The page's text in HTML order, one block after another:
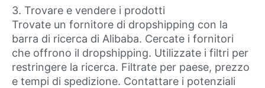
3. Trovare e vendere i prodotti
Trovate un fornitore di dropshipping con la
barra di ricerca di Alibaba. Cercate i fornitori
che offrono il dropshipping. Utilizzate i filtri per
restringere la ricerca. Filtrate per paese, prezzo
e tempi di spedizione. Contattare i potenziali